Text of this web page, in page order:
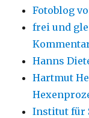
Fotoblog
frei und
Hanns
Hartmut
Institut für